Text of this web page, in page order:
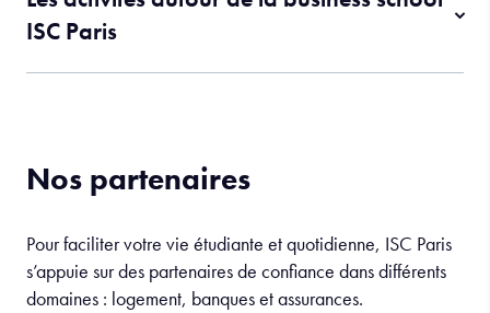
ISC Paris
Nos partenaires
Pour faciliter votre vie étudiante et quotidienne, ISC Paris
s’appuie sur des partenaires de confiance dans différents
domaines : logement, banques et assurances.